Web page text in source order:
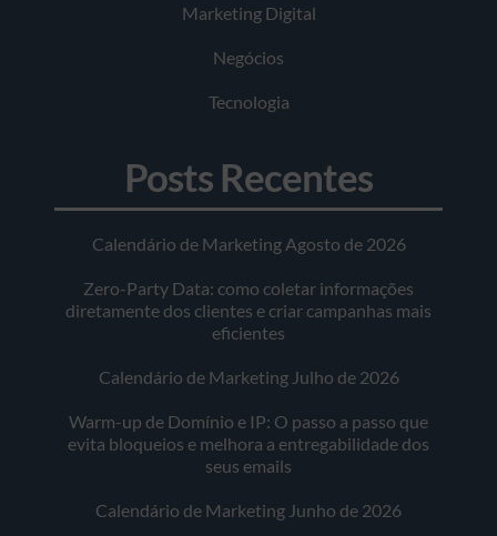
Marketing Digital
Negócios
Tecnologia
Posts Recentes
Calendário de Marketing Agosto de 2026
Zero-Party Data: como coletar informações
diretamente dos clientes e criar campanhas mais
eficientes
Calendário de Marketing Julho de 2026
Warm-up de Domínio e IP: O passo a passo que
evita bloqueios e melhora a entregabilidade dos
seus emails
Calendário de Marketing Junho de 2026